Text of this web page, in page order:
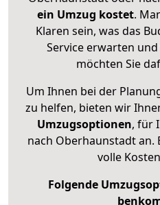
ein Umzug kostet.
Klaren sein, was das
Service erwarten und
möchten Sie
Um Ihnen bei der
zu helfen, bieten wir
Umzugsoptionen, für
nach Oberhaunstadt an.
volle
Folgende